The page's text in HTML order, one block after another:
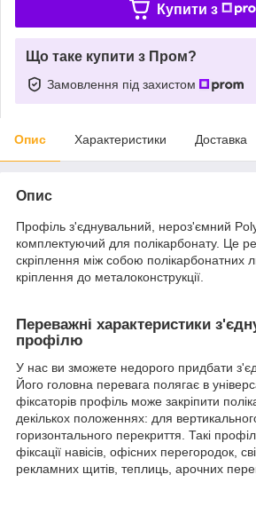
Купити з
Що таке купити з Пром?
Замовлення під захистом
Опис Характеристики Доставка
Опис
Профіль з'єднувальний, нероз'ємний
комплектуючий для полікарбонату. Це
скріплення між собою полікарбонатних
кріплення до металоконструкції.
Переважні характеристики
профілю
У нас ви зможете недорого придбати
Його головна перевага полягає в
фіксаторів профіль може закріпити
декількох положеннях: для
горизонтального перекриття. Такі
фіксації навісів, офісних перегородок,
рекламних щитів, теплиць, арочних